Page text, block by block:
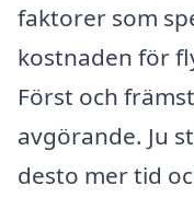
faktorer som
kostnaden för
Först och
avgörande. Ju
desto mer tid